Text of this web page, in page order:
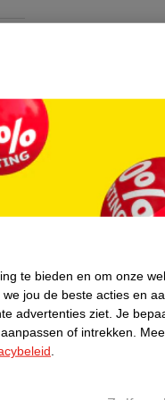
te bieden en om onze
jou de beste acties en
advertenties ziet. Je
of intrekken.